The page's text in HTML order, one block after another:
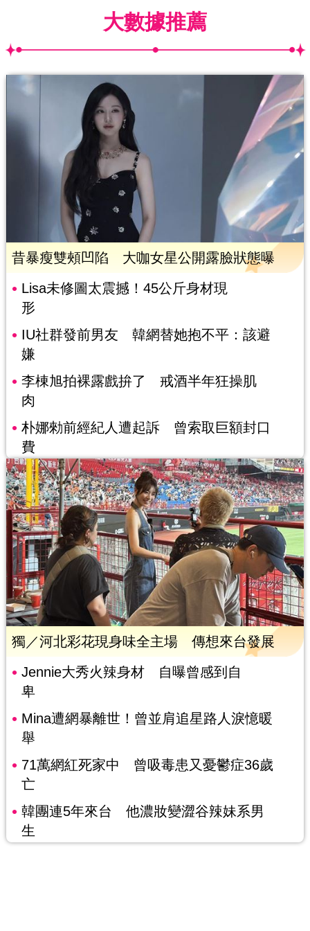
大數據推薦
昔暴瘦雙頰凹陷 大咖女星公開露臉狀態曝
Lisa未修圖太震撼！45公斤身材現
形
IU社群發前男友 韓網替她抱不平：該避
嫌
李棟旭拍裸露戲拚了 戒酒半年狂操肌
肉
朴娜勑前經紀人遭起訴 曾索取巨額封口
費
獨／河北彩花現身味全主場 傳想來台發展
Jennie大秀火辣身材 自曝曾感到自
卑
Mina遭網暴離世！曾並肩追星路人淚憶暖
舉
71萬網紅死家中 曾吸毒患又憂鬱症36歲
亡
韓團連5年來台 他濃妝變澀谷辣妹系男
生